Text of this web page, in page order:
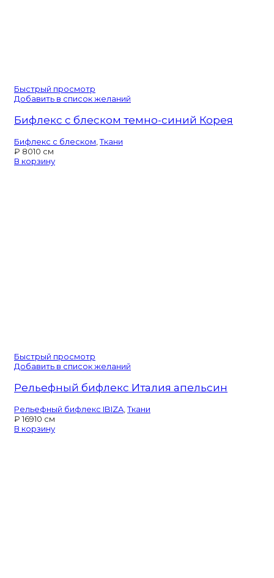
Быстрый просмотр
Добавить в список желаний
Бифлекс с блеском темно-синий Корея
Бифлекс с блеском ,Ткани
₽ 8010 см
В корзину
Быстрый просмотр
Добавить в список желаний
Рельефный бифлекс Италия апельсин
Рельефный бифлекс IBIZA ,Ткани
₽ 16910 см
В корзину